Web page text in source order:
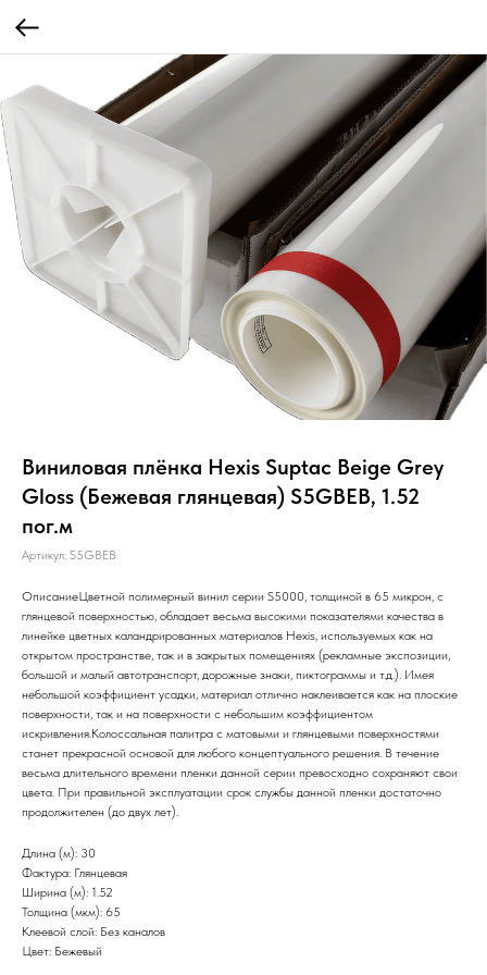
Виниловая плёнка Hexis Suptac Beige Grey
Gloss (Бежевая глянцевая) S5GBEB, 1.52
пог.м
Артикул: S5GBEB
ОписаниеЦветной полимерный винил серии S5000, толщиной в 65 микрон, с
глянцевой поверхностью, обладает весьма высокими показателями качества в
линейке цветных каландрированных материалов Hexis, используемых как на
открытом пространстве, так и в закрытых помещениях (рекламные экспозиции,
большой и малый автотранспорт, дорожные знаки, пиктограммы и т.д.). Имея
небольшой коэффициент усадки, материал отлично наклеивается как на плоские
поверхности, так и на поверхности с небольшим коэффициентом
искривления.Колоссальная палитра с матовыми и глянцевыми поверхностями
станет прекрасной основой для любого концептуального решения. В течение
весьма длительного времени пленки данной серии превосходно сохраняют свои
цвета. При правильной эксплуатации срок службы данной пленки достаточно
продолжителен (до двух лет).
Длина (м): 30
Фактура: Глянцевая
Ширина (м): 1.52
Толщина (мкм): 65
Клеевой слой: Без каналов
Цвет: Бежевый